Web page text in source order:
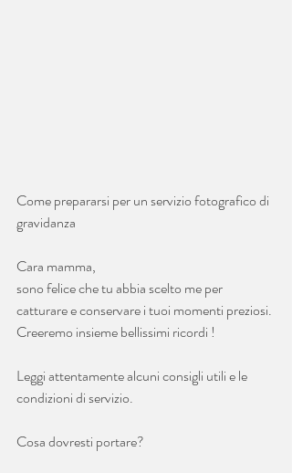
Come prepararsi per un servizio fotografico di
gravidanza
Cara mamma,
sono felice che tu abbia scelto me per
catturare e conservare i tuoi momenti preziosi.
Creeremo insieme bellissimi ricordi !
Leggi attentamente alcuni consigli utili e le
condizioni di servizio.
Cosa dovresti portare?